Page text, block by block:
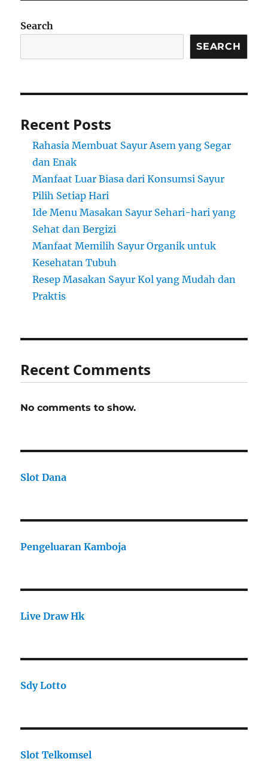
Search
SEARCH
Recent Posts
Rahasia Membuat Sayur Asem yang Segar
dan Enak
Manfaat Luar Biasa dari Konsumsi Sayur
Pilih Setiap Hari
Ide Menu Masakan Sayur Sehari-hari yang
Sehat dan Bergizi
Manfaat Memilih Sayur Organik untuk
Kesehatan Tubuh
Resep Masakan Sayur Kol yang Mudah dan
Praktis
Recent Comments
No comments to show.
Slot Dana
Pengeluaran Kamboja
Live Draw Hk
Sdy Lotto
Slot Telkomsel